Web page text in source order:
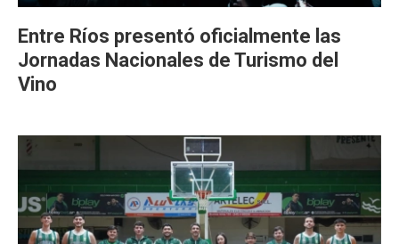
Entre Ríos presentó oficialmente las
Jornadas Nacionales de Turismo del
Vino